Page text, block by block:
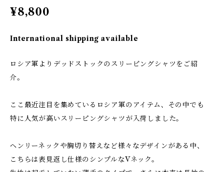
¥8,800
International shipping available
ロシア軍よりデッドストックのスリーピングシャツをご紹
介。
ここ最近注目を集めているロシア軍のアイテム、その中でも
特に人気が高いスリーピングシャツが入荷しました。
ヘンリーネックや胸切り替えなど様々なデザインがある中、
こちらは表見返し仕様のシンプルなVネック。